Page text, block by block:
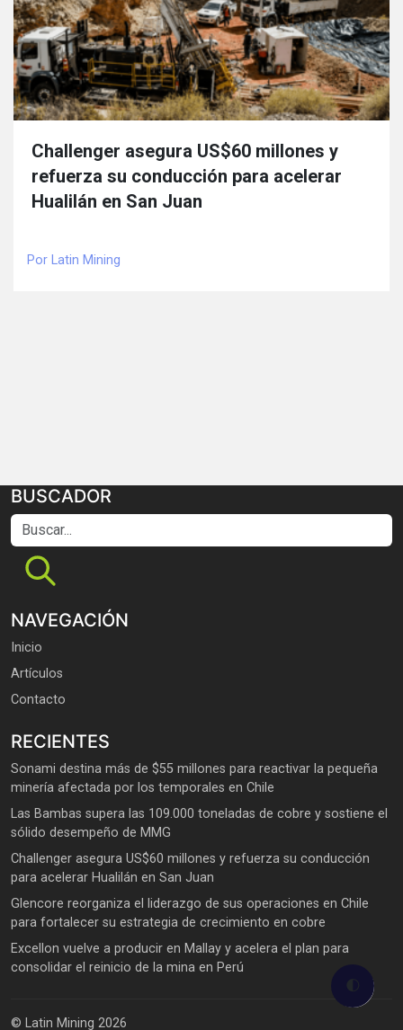
Challenger asegura US$60 millones y
refuerza su conducción para acelerar
Hualilán en San Juan
Por Latin Mining
BUSCADOR
Buscar...
NAVEGACIÓN
Inicio
Artículos
Contacto
RECIENTES
Sonami destina más de $55 millones para reactivar la pequeña
minería afectada por los temporales en Chile
Las Bambas supera las 109.000 toneladas de cobre y sostiene el
sólido desempeño de MMG
Challenger asegura US$60 millones y refuerza su conducción
para acelerar Hualilán en San Juan
Glencore reorganiza el liderazgo de sus operaciones en Chile
para fortalecer su estrategia de crecimiento en cobre
Excellon vuelve a producir en Mallay y acelera el plan para
consolidar el reinicio de la mina en Perú
© Latin Mining 2026